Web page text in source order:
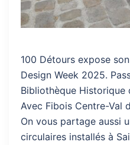
100 Détours expose
Design Week 2025.
Bibliothèque Historique
Avec Fibois Centre-Val
On vous partage aussi
circulaires installés à